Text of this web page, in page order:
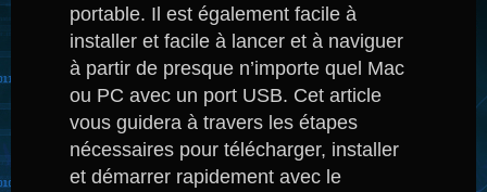
portable. Il est également facile à
installer et facile à lancer et à naviguer
à partir de presque n’importe quel Mac
ou PC avec un port USB. Cet article
vous guidera à travers les étapes
nécessaires pour télécharger, installer
et démarrer rapidement avec le